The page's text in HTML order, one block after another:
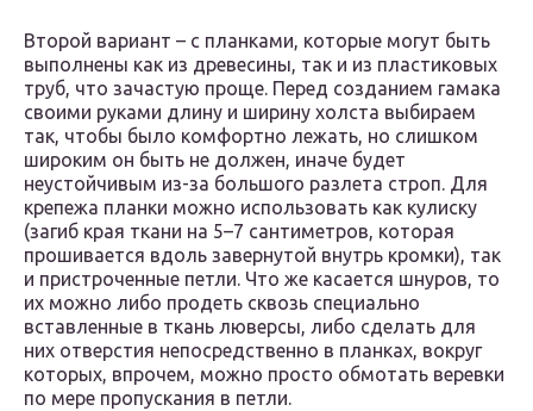
Второй вариант – с планками, которые могут быть
выполнены как из древесины, так и из пластиковых
труб, что зачастую проще. Перед созданием гамака
своими руками длину и ширину холста выбираем
так, чтобы было комфортно лежать, но слишком
широким он быть не должен, иначе будет
неустойчивым из-за большого разлета строп. Для
крепежа планки можно использовать как кулиску
(загиб края ткани на 5–7 сантиметров, которая
прошивается вдоль завернутой внутрь кромки), так
и пристроченные петли. Что же касается шнуров, то
их можно либо продеть сквозь специально
вставленные в ткань люверсы, либо сделать для
них отверстия непосредственно в планках, вокруг
которых, впрочем, можно просто обмотать веревки
по мере пропускания в петли.